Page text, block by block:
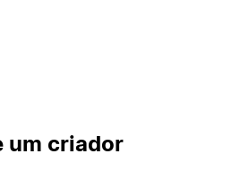
um criador